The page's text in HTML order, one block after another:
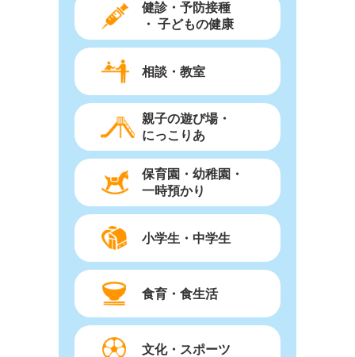
健診・予防接種
・ 子どもの健康
相談・教室
親子の遊び場・
にっこりあ
保育園・幼稚園・
一時預かり
小学生・中学生
食育・食生活
文化・スポーツ